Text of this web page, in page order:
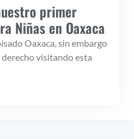
primer
Niñas en Oaxaca
Oaxaca, sin embargo
derecho visitando esta